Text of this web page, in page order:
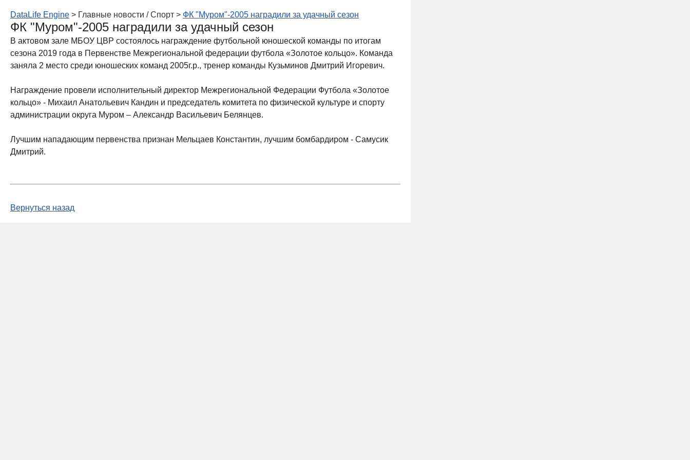
DataLife Engine > Главные новости / Cпорт > ФК "Муром"-2005 наградили за удачный сезон
ФК "Муром"-2005 наградили за удачный сезон
В актовом зале МБОУ ЦВР состоялось награждение футбольной юношеской команды по итогам
сезона 2019 года в Первенстве Межрегиональной федерации футбола «Золотое кольцо». Команда
заняла 2 место среди юношеских команд 2005г.р., тренер команды Кузьминов Дмитрий Игоревич.
Награждение провели исполнительный директор Межрегиональной Федерации Футбола «Золотое
кольцо» - Михаил Анатольевич Кандин и председатель комитета по физической культуре и спорту
администрации округа Муром – Александр Васильевич Белянцев.
Лучшим нападающим первенства признан Мельцаев Константин, лучшим бомбардиром - Самусик
Дмитрий.
Вернуться назад